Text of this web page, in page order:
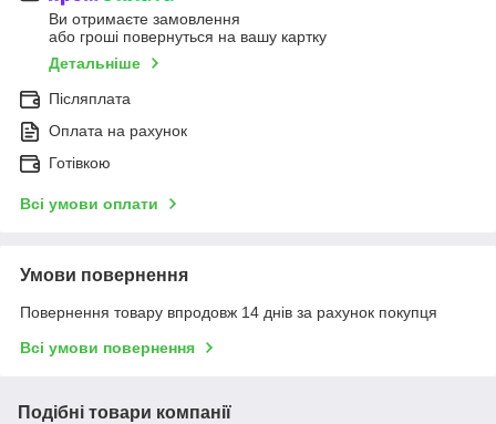
Ви отримаєте замовлення
або гроші повернуться на вашу картку
Детальніше
Післяплата
Оплата на рахунок
Готівкою
Всі умови оплати
Умови повернення
Повернення товару впродовж 14 днів за рахунок покупця
Всі умови повернення
Подібні товари компанії